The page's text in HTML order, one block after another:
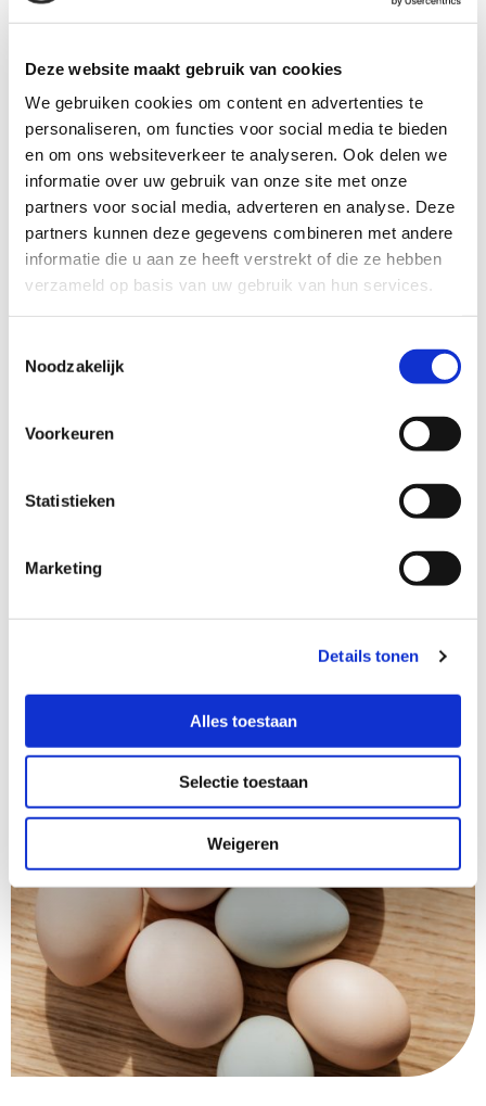
Deze website maakt gebruik van cookies
We gebruiken cookies om content en advertenties te
personaliseren, om functies voor social media te bieden
en om ons websiteverkeer te analyseren. Ook delen we
informatie over uw gebruik van onze site met onze
partners voor social media, adverteren en analyse. Deze
partners kunnen deze gegevens combineren met andere
informatie die u aan ze heeft verstrekt of die ze hebben
verzameld op basis van uw gebruik van hun services.
Noodzakelijk
Voorkeuren
Statistieken
Marketing
Details tonen
Alles toestaan
Selectie toestaan
Weigeren
Eieren
08:00 tot 18:00 uit de automaat gehaald worden. Deze
mee.